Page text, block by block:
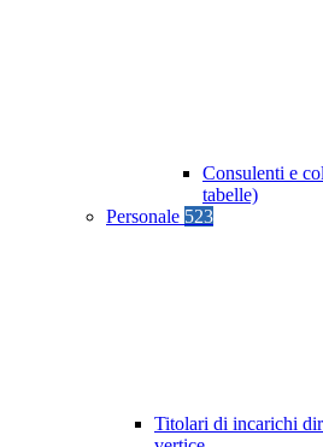
Consulenti e
tabelle)
Personale 523
Titolari di incarichi